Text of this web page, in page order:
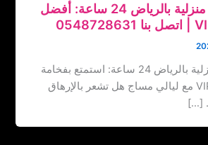
جلسة استرخاء منزلية بالرياض 24 ساعة: أفضل
جلسة استرخاء منزلية بالرياض 24 ساعة: استمتع بفخامة
المساج المنزلي VIP مع ليالي مساج هل تشعر بالإرهاق
[…]